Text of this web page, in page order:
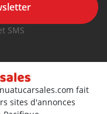
SMS
fait
sites d'annonces